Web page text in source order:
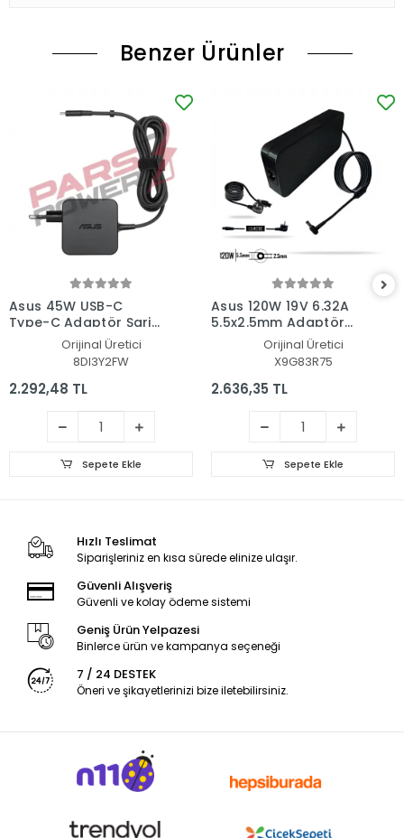
Benzer Ürünler
Asus 45W USB-C
Type-C Adaptör Şarj
Aleti-CihazıOrijinal Üretici
8DI3Y2FW
2.292,48 TL
Sepete Ekle
Asus 120W 19V 6.32A
5.5x2.5mm Adaptör
Şarj Aleti-Cihazı
Orijinal Üretici
X9G83R75
2.636,35 TL
Sepete Ekle
Hızlı Teslimat
Siparişleriniz en kısa sürede elinize ulaşır.
Güvenli Alışveriş
Güvenli ve kolay ödeme sistemi
Geniş Ürün Yelpazesi
Binlerce ürün ve kampanya seçeneği
7 / 24 DESTEK
Öneri ve şikayetlerinizi bize iletebilirsiniz.